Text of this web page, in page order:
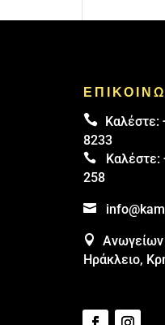
 Καλέστε:
8233
 Καλέστε:
258


Ηράκλειο,